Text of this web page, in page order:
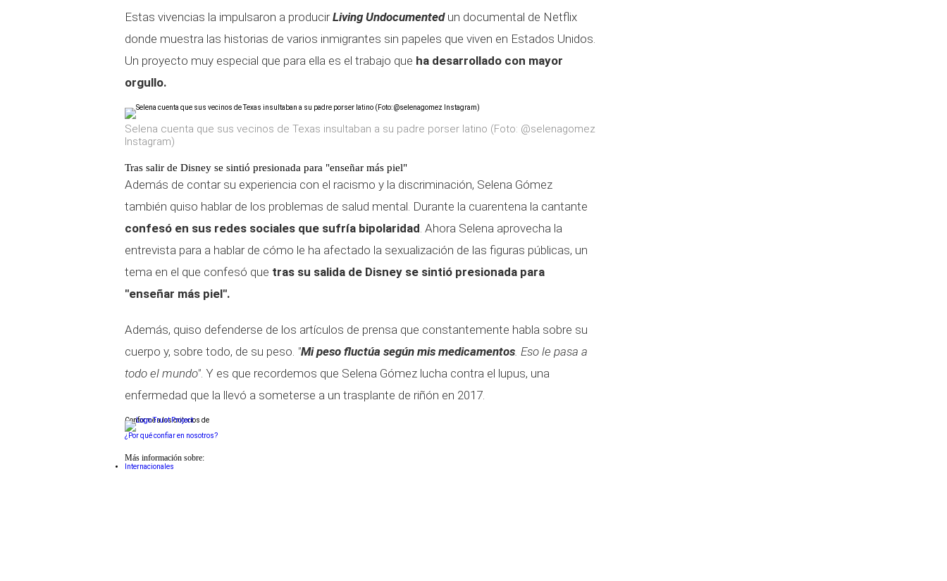
Estas vivencias la impulsaron a producirLiving Undocumentedun documental de Netflix
donde muestra las historias de varios inmigrantes sin papeles que viven en Estados Unidos.
Un proyecto muy especial que para ella es el trabajo que ha desarrollado con mayor
orgullo.
Selena cuenta que sus vecinos de Texas insultaban a su padre porser latino (Foto: @selenagomez
Instagram)
Tras salir de Disney se sintió presionada para "enseñar más piel"
Además de contar su experiencia con el racismo y la discriminación, Selena Gómez
también quiso hablar de los problemas de salud mental. Durante la cuarentena la cantante
confesó en sus redes sociales que sufría bipolaridad . Ahora Selena aprovecha la
entrevista para a hablar de cómo le ha afectado la sexualización de las figuras públicas, un
tema en el que confesó que tras su salida de Disney se sintió presionada para
"enseñar más piel".
Además, quiso defenderse de los artículos de prensa que constantemente habla sobre su
cuerpo y, sobre todo, de su peso. "Mi peso fluctúa según mis medicamentos . Eso le pasa a
todo el mundo" . Y es que recordemos que Selena Gómez lucha contra el lupus, una
enfermedad que la llevó a someterse a un trasplante de riñón en 2017.
Conforme a los criterios de
¿Por qué confiar en nosotros?
Más información sobre:
Internacionales